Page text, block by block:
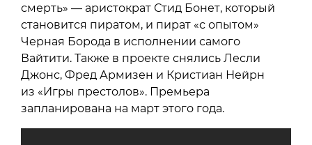
смерть» — аристократ Стид Бонет, который
становится пиратом, и пират «с опытом»
Черная Борода в исполнении самого
Вайтити. Также в проекте снялись Лесли
Джонс, Фред Армизен и Кристиан Нейрн
из «Игры престолов». Премьера
запланирована на март этого года.